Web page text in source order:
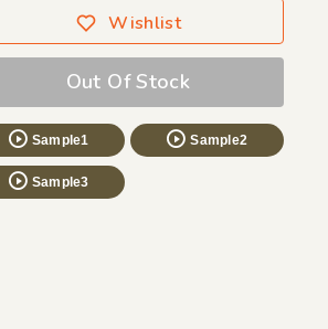
Wishlist
Out Of Stock
Sample1 Sample2
Sample3